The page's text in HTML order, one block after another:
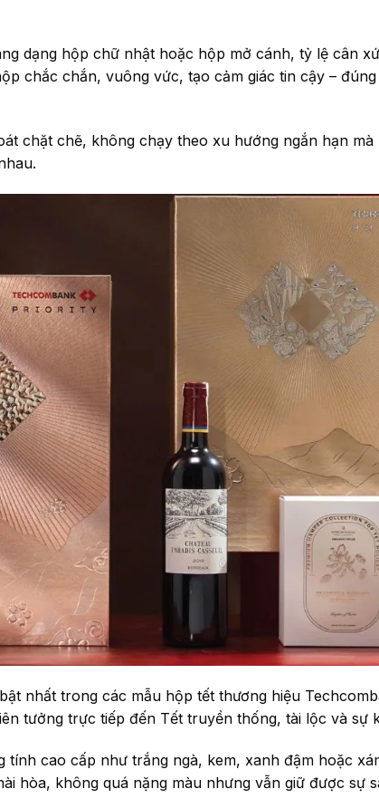
dạng hộp chữ nhật hoặc hộp mở cánh, tỷ lệ cân
chắc chắn, vuông vức, tạo cảm giác tin cậy –
chặt chẽ, không chạy theo xu hướng ngắn hạn
nhất trong các mẫu hộp tết thương hiệu
tưởng trực tiếp đến Tết truyền thống, tài lộc và sự
tính cao cấp như trắng ngà, kem, xanh đậm hoặc
hòa, không quá nặng màu nhưng vẫn giữ được sự